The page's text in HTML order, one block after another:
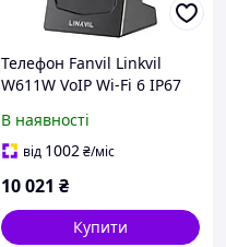
Телефон Fanvil Linkvil
W611W VoIP Wi-Fi 6 IP67
В наявності
від 1002₴/міс
10 021 ₴
Купити